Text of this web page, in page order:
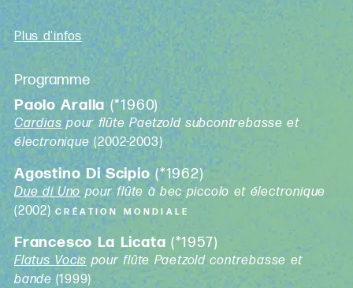
Plus d'infos
Programme
Paolo Aralla (*1960)
Cardias pour flûte Paetzold subcontrebasse et
électronique (2002-2003)
Agostino Di Scipio(*1962)
Due di Uno pour flûte à bec piccolo et électronique
(2002) CRÉATION MONDIALE
Francesco La Licata (*1957)
Flatus Vocispour flûte Paetzold contrebasse et
bande(1999)